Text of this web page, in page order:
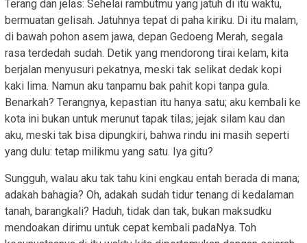
Terang dan jelas: Sehelai rambutmu yang jatuh di itu waktu,
bermuatan gelisah. Jatuhnya tepat di paha kiriku. Di itu malam,
di bawah pohon asem jawa, depan Gedoeng Merah, segala
rasa terdedah sudah. Detik yang mendorong tirai kelam, kita
berjalan menyusuri pekatnya, meski tak selikat dedak kopi
kaki lima. Namun aku tanpamu bak pahit kopi tanpa gula.
Benarkah? Terangnya, kepastian itu hanya satu; aku kembali ke
kota ini bukan untuk merunut tapak tilas; jejak silam kau dan
aku, meski tak bisa dipungkiri, bahwa rindu ini masih seperti
yang dulu: tetap milikmu yang satu. Iya gitu?
Sungguh, walau aku tak tahu kini engkau entah berada di mana;
adakah bahagia? Oh, adakah sudah tidur tenang di kedalaman
tanah, barangkali? Haduh, tidak dan tak, bukan maksudku
mendoakan dirimu untuk cepat kembali padaNya. Toh